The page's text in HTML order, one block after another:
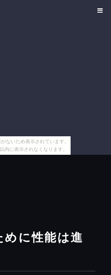
ないため表示されています。
内に表示されなくなります。
めに性能は進